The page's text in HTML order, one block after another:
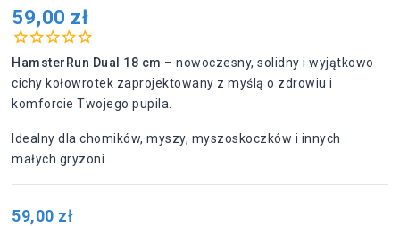
59,00 zł
HamsterRun Dual 18 cm – nowoczesny, solidny i wyjątkowo
cichy kołowrotek zaprojektowany z myślą o zdrowiu i
komforcie Twojego pupila.
Idealny dla chomików, myszy, myszoskoczków i innych
małych gryzoni.
59,00 zł